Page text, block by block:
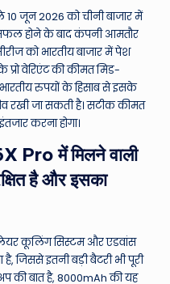
जून 2026 को चीनी बाजार में
सफल होने के बाद कंपनी आमतौर
को भारतीय बाजार में पेश
वेरिएंट की कीमत मिड-
रुपयों के हिसाब से इसके
रखी जा सकती है। सटीक कीमत
करना होगा।
Pro में मिलने वाली
है और इसका
कूलिंग सिस्टम और एडवांस
जिससे इतनी बड़ी बैटरी भी पूरी
की बात है, 8000mAh की यह